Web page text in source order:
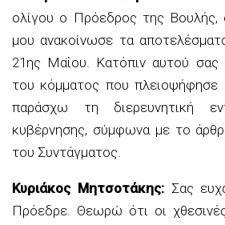
ολίγου ο Πρόεδρος της Βουλής,
μου ανακοίνωσε τα
21ης Μαΐου. Κατόπιν αυτού
του κόμματος που πλειοψήφησε
παράσχω τη διερευνητική
κυβέρνησης, σύμφωνα με το
του Συντάγματος.
Κυριάκος Μητσοτάκης:Σας
Πρόεδρε. Θεωρώ ότι οι